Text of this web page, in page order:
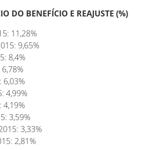
DO BENEFÍCIO E REAJUSTE (%)
11,28%
9,65%
8,4%
6,03%
4,99%
4,19%
3,59%
3,33%
2,81%